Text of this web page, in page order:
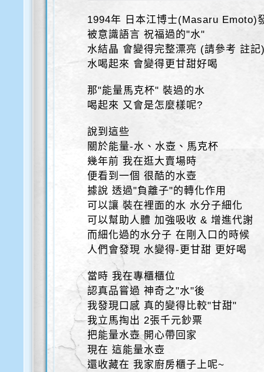
1994年 日本江博士(Masaru Emoto)
被意識語言 祝福過的"水"
水結晶 會變得完整漂亮 (請參考 註記
水喝起來 會變得更甘甜好喝
那"能量馬克杯" 裝過的水
喝起來 又會是怎麼樣呢?
說到這些
關於能量-水、水壺、馬克杯
幾年前 我在逛大賣場時
便看到一個 很酷的水壺
據說 透過"負離子"的轉化作用
可以讓 裝在裡面的水 水分子細化
可以幫助人體 加強吸收 & 增進代謝
而細化過的水分子 在剛入口的時候
人們會發現 水變得-更甘甜 更好喝
當時 我在專櫃櫃位
認真品嘗過 神奇之"水"後
我發現口感 真的變得比較"甘甜"
我立馬掏出 2張千元鈔票
把能量水壺 開心帶回家
現在 這能量水壺
還收藏在 我家廚房櫃子上呢~